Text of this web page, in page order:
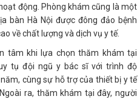
động. Phòng khám cũng là một
bàn Hà Nội được đông đảo bệnh
về chất lượng và dịch vụ y tế.
tâm khi lựa chọn thăm khám tại
tụ đội ngũ y bác sĩ với trình độ
cùng sự hỗ trợ của thiết bị y tế
ra, thăm khám tại đây, người